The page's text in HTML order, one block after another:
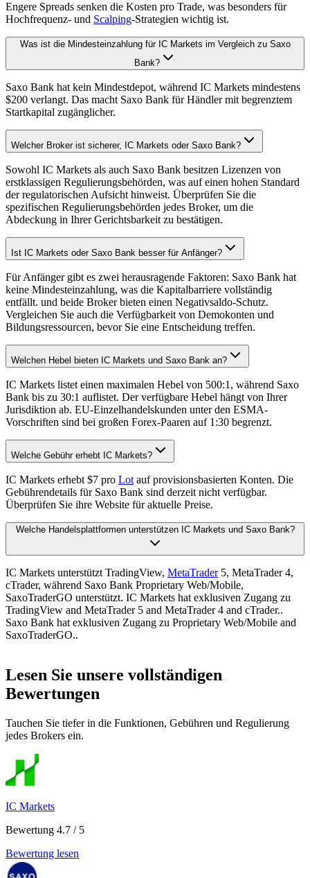
Engere Spreads senken die Kosten pro Trade, was besonders für
Hochfrequenz- und Scalping-Strategien wichtig ist.
Was ist die Mindesteinzahlung für IC Markets im Vergleich zu Saxo
Bank?
Saxo Bank hat kein Mindestdepot, während IC Markets mindestens
$200 verlangt. Das macht Saxo Bank für Händler mit begrenztem
Startkapital zugänglicher.
Welcher Broker ist sicherer, IC Markets oder Saxo Bank?
Sowohl IC Markets als auch Saxo Bank besitzen Lizenzen von
erstklassigen Regulierungsbehörden, was auf einen hohen Standard
der regulatorischen Aufsicht hinweist. Überprüfen Sie die
spezifischen Regulierungsbehörden jedes Broker, um die
Abdeckung in Ihrer Gerichtsbarkeit zu bestätigen.
Ist IC Markets oder Saxo Bank besser für Anfänger?
Für Anfänger gibt es zwei herausragende Faktoren: Saxo Bank hat
keine Mindesteinzahlung, was die Kapitalbarriere vollständig
entfällt. und beide Broker bieten einen Negativsaldo-Schutz.
Vergleichen Sie auch die Verfügbarkeit von Demokonten und
Bildungsressourcen, bevor Sie eine Entscheidung treffen.
Welchen Hebel bieten IC Markets und Saxo Bank an?
IC Markets listet einen maximalen Hebel von 500:1, während Saxo
Bank bis zu 30:1 auflistet. Der verfügbare Hebel hängt von Ihrer
Jurisdiktion ab. EU-Einzelhandelskunden unter den ESMA-
Vorschriften sind bei großen Forex-Paaren auf 1:30 begrenzt.
Welche Gebühr erhebt IC Markets?
IC Markets erhebt $7 pro Lot auf provisionsbasierten Konten. Die
Gebührendetails für Saxo Bank sind derzeit nicht verfügbar.
Überprüfen Sie ihre Website für aktuelle Preise.
Welche Handelsplattformen unterstützen IC Markets und Saxo Bank?
IC Markets unterstützt TradingView, MetaTrader5, MetaTrader 4,
cTrader, während Saxo Bank Proprietary Web/Mobile,
SaxoTraderGO unterstützt. IC Markets hat exklusiven Zugang zu
TradingView and MetaTrader 5 and MetaTrader 4 and cTrader..
Saxo Bank hat exklusiven Zugang zu Proprietary Web/Mobile and
SaxoTraderGO..
Lesen Sie unsere vollständigen
Bewertungen
Tauchen Sie tiefer in die Funktionen, Gebühren und Regulierung
jedes Brokers ein.
IC Markets
Bewertung 4.7 / 5
Bewertung lesen